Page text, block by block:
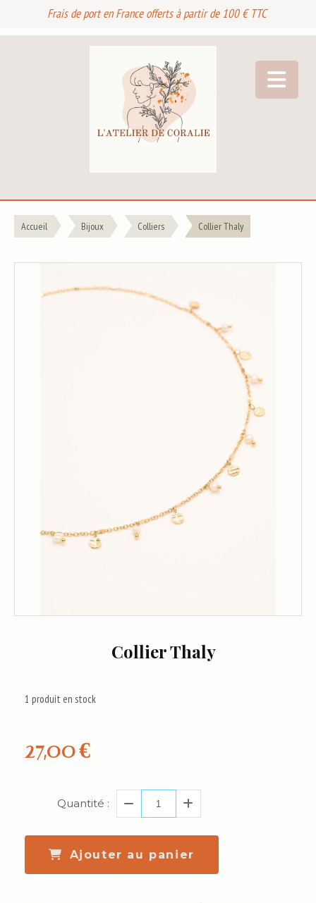
Frais de port en France offerts à partir de 100 € TTC
Accueil Bijoux Colliers Collier Thaly
Collier Thaly
27,00€
1 produit en stock
Quantité :
Ajouter au panier